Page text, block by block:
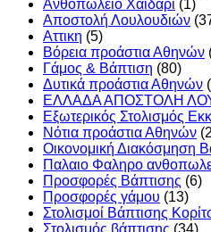
Ανθοπωλειο Χαιδαρι (1)
Αποστολή Λουλουδιών
Αττικη (5)
Βόρεια προάστια Αθηνών
Γάμος & Βάπτιση (80)
Δυτικά προάστια Αθηνών
ΕΛΛΑΔΑ ΑΠΟΣΤΟΛΗ
Εξωτερικός Στολισμός
Νότια προάστια Αθηνών
Οικονομική Διακόσμηση
Παλαιο Φαληρο
Προσφορές Βάπτισης (6)
Προσφορές γάμου (13)
Στολισμοί Βάπτισης